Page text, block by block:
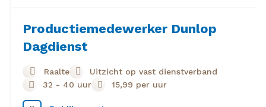
Productiemedewerker Dunlop
Dagdienst
Raalte
Uitzicht op vast dienstverband
32 - 40 uur
15,99 per uur